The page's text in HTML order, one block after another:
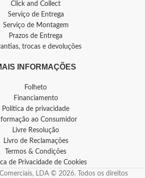
Click and Collect
Serviço de Entrega
Serviço de Montagem
Prazos de Entrega
trocas e devoluções
INFORMAÇÕES
Folheto
Financiamento
Política de privacidade
ao Consumidor
Livre Resolução
Livro de Reclamações
Termos & Condições
de Privacidade de Cookies
LDA © 2026. Todos os direitos